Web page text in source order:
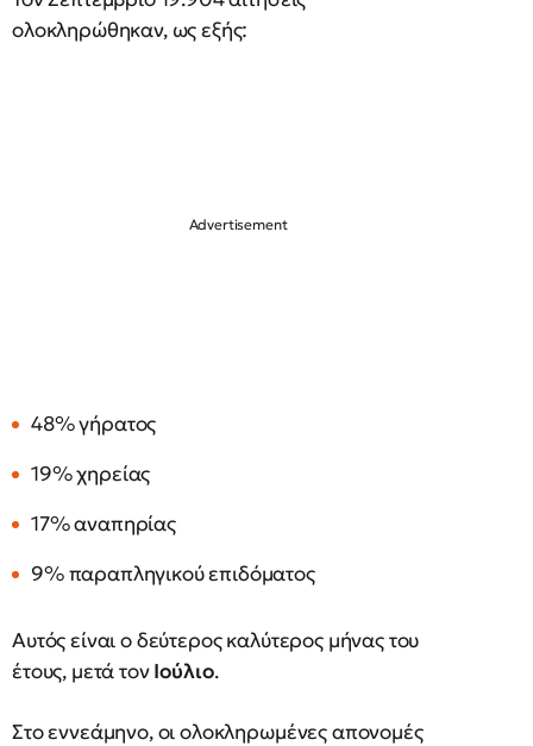
ολοκληρώθηκαν, ως εξής:
48% γήρατος
19% χηρείας
17% αναπηρίας
9% παραπληγικού επιδόματος
Αυτός είναι ο δεύτερος καλύτερος μήνας του
έτους, μετά τονΙούλιο.
Στο εννεάμηνο, οι ολοκληρωμένες απονομές